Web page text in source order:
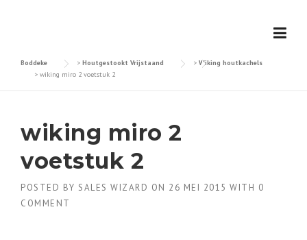
Boddeke > Houtgestookt Vrijstaand > Wiking houtkachels
> wiking miro 2 voetstuk 2
wiking miro 2
voetstuk 2
POSTED BY SALES WIZARD ON 26 MEI 2015 WITH 0
COMMENT